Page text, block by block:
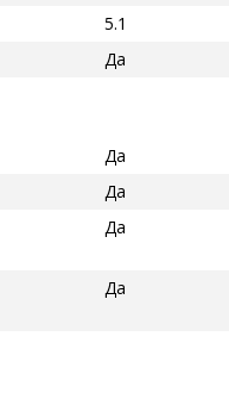
5.1
Да
Да
Да
Да
Да